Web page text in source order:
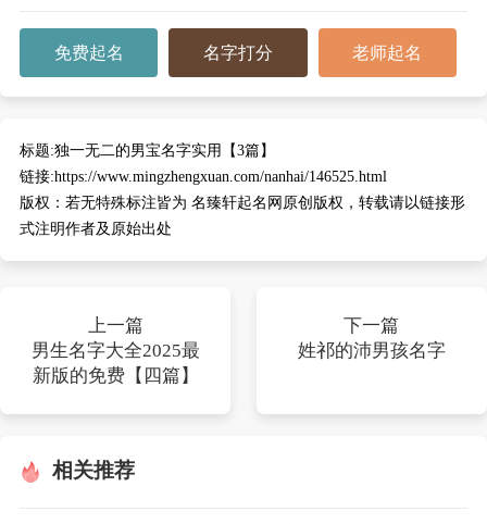
免费起名 名字打分 老师起名
标题:独一无二的男宝名字实用【3篇】
链接:https://www.mingzhengxuan.com/nanhai/146525.html
版权： 若无特殊标注皆为 名臻轩起名网原创版权，转载请以链接形
式注明作者及原始出处
上一篇
男生名字大全2025最
新版的免费【四篇】
下一篇
姓祁的沛男孩名字
相关推荐